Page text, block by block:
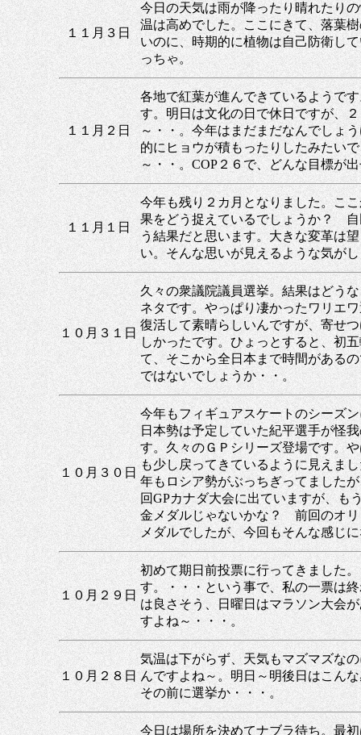
１１月３日
今日の天気は雨が降ったり晴れたり
温は高めでした。ここにきて、落葉
いのに、時期的に植物は自己防衛し
っちゃ。
１１月２日
各地で紅葉が進んできているようで
す。明日は文化の日で休日ですが、
～・・。今年はまだまだなんでしょ
的にヒョウが積もったりしたみたい
～・・。COP２６で、どんな目標が
１１月１日
今年も残り２カ月となりました。こ
果をどう捉えているでしょうか？ 自
う結果だと思います。大きな変革は
い。そんな思いが見えるような気が
１０月３１日
久々の衆議院議員選挙。結果はどう
ネタです。やっぱり凄かったワリエ
復活して素晴らしいんですが、寄せ
しかったです。ひょっとすると、初
て、そこから全日本まで時間がある
ではないでしょうか・・。
１０月３０日
今年もフィギュアスケートのシーズ
日本勢は予定していた紀平選手が怪
す。久々のＧＰシリーズ登場です。
も少し戻ってきているように見えま
年もロシア勢がぶっちぎってました
回GPカナダ大会に出ていますが、も
金メダルじゃないかな？ 前回のオリ
メダルでしたが、今回もそんな感じ
１０月２９日
初めて期日前投票に行ってきました
す。・・・という事で、私の一票は
は良さそう、日曜日はマラソン大会
すよね～・・・。
１０月２８日
気温は下がらず、天気もマズマズな
んですよね～。明日～明後日はこん
その前に選挙か・・・。
今日は場所を決めてナブラ待ち。最